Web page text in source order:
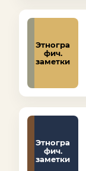
Этногра
фич.
заметки
Этногра
фич.
заметки